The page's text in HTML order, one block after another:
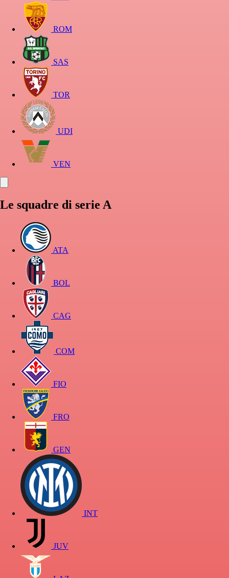
ROM
SAS
TOR
UDI
VEN
Le squadre di serie A
ATA
BOL
CAG
COM
FIO
FRO
GEN
INT
JUV